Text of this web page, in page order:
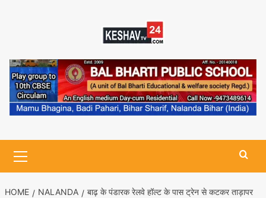
Menu
HOME NALANDA
बाढ़ के पंडारक रेलवे हॉल्ट के पास ट्रेन से कटकर ताड़ापर